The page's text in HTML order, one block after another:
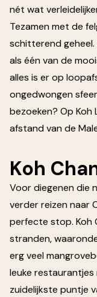
nét wat
Tezamen met de
schitterend
als één van de
alles is er op
ongedwongen
bezoeken? Op
afstand van de
Koh
Voor diegenen die
verder reizen naar
perfecte stop. Koh
stranden,
erg veel
leuke restaurantjes
zuidelijkste puntje